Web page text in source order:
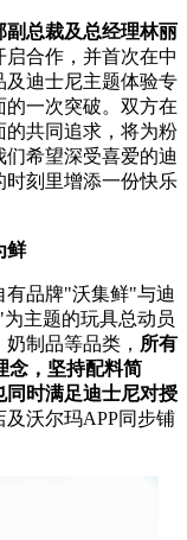
副总裁及总经理林丽
启合作，并首次在中
及迪士尼主题体验专
的一次突破。双方在
的共同追求，将为粉
希望深受喜爱的迪
时刻里增添一份快乐
鲜
有品牌"沃集鲜"与迪
主题的玩具总动员
制品等品类， 所有
念，坚持配料简
同时满足迪士尼对授
沃尔玛APP同步铺